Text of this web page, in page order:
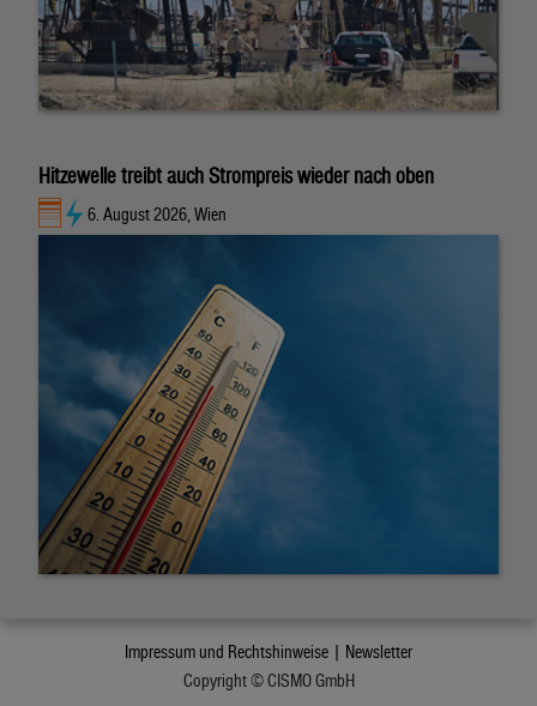
Hitzewelle treibt auch Strompreis wieder nach oben
6. August 2026, Wien
Impressum und Rechtshinweise | Newsletter
Copyright © CISMO GmbH